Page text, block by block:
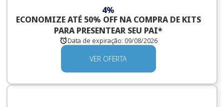
4%
ECONOMIZE ATÉ 50% OFF NA COMPRA DE KITS
PARA PRESENTEAR SEU PAI*
Data de expiração: 09/08/2026
VER OFERTA